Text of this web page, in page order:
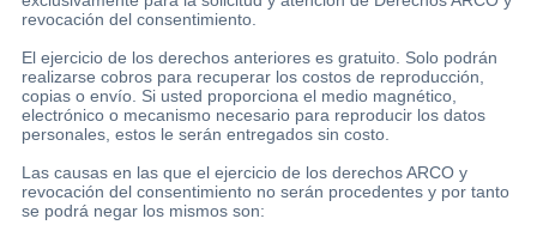
revocación del consentimiento.
El ejercicio de los derechos anteriores es gratuito. Solo podrán
realizarse cobros para recuperar los costos de reproducción,
copias o envío. Si usted proporciona el medio magnético,
electrónico o mecanismo necesario para reproducir los datos
personales, estos le serán entregados sin costo.
Las causas en las que el ejercicio de los derechos ARCO y
revocación del consentimiento no serán procedentes y por tanto
se podrá negar los mismos son: